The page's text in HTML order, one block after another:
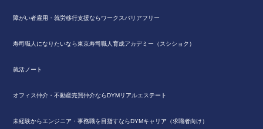
障がい者雇用・就労移行支援ならワークスバリアフリー
寿司職人になりたいなら東京寿司職人育成アカデミー（スシショク）
就活ノート
オフィス仲介・不動産売買仲介ならDYMリアルエステート
未経験からエンジニア・事務職を目指すならDYMキャリア（求職者向け）